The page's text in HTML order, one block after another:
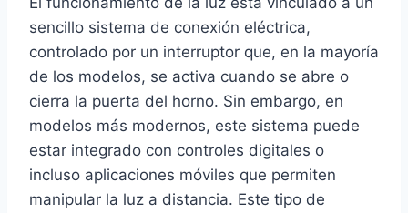
sencillo sistema de conexión eléctrica,
controlado por un interruptor que, en la mayoría
de los modelos, se activa cuando se abre o
cierra la puerta del horno. Sin embargo, en
modelos más modernos, este sistema puede
estar integrado con controles digitales o
incluso aplicaciones móviles que permiten
manipular la luz a distancia. Este tipo de